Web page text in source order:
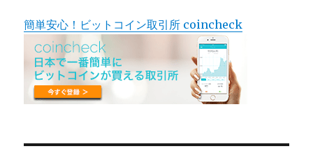
簡単安心！ビットコイン取引所 coincheck